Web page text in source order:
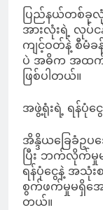
ပြည်နယ်တစ်ခုလုံ
အားလုံးရဲ့ လုပ်င
ကျင့်ဝတ်နဲ့ စီမံ
ပဲ အဓိက အထက်
ဖြစ်ပါတယ်။
အဖွဲ့ရုံးရဲ့ ရန်
အိန္ဒိယခြေခံဥ
ပြီး ဘက်လိုက်
ရန်ပုံငွေနဲ့ အသုံး
စွက်ဖက်မှုမရှိအေ
တယ်။